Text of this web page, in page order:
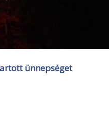
ünnepséget